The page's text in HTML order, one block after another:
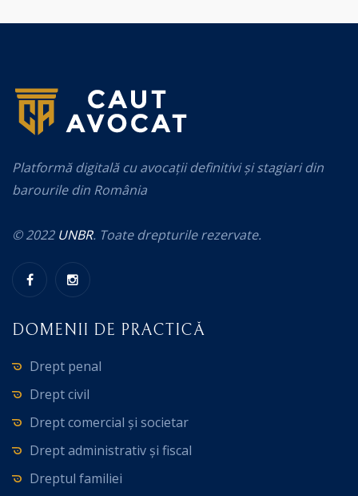
Platformă digitală cu avocații definitivi și stagiari din
barourile din România
© 2022 UNBR. Toate drepturile rezervate.
DOMENII DE PRACTICĂ
Drept penal
Drept civil
Drept comercial și societar
Drept administrativ și fiscal
Dreptul familiei